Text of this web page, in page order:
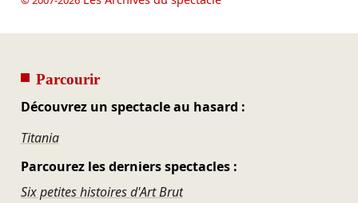
Parcourir
Découvrez un spectacle au hasard :
Titania
Parcourez les derniers spectacles :
Six petites histoires d'Art Brut